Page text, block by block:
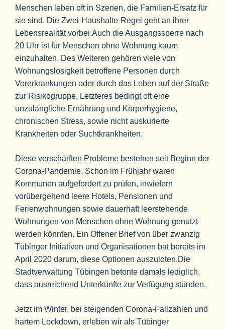
Menschen leben oft in Szenen, die Familien-Ersatz für
sie sind. Die Zwei-Haushalte-Regel geht an ihrer
Lebensrealität vorbei.Auch die Ausgangssperre nach
20 Uhr ist für Menschen ohne Wohnung kaum
einzuhalten. Des Weiteren gehören viele von
Wohnungslosigkeit betroffene Personen durch
Vorerkrankungen oder durch das Leben auf der Straße
zur Risikogruppe. Letzteres bedingt oft eine
unzulängliche Ernährung und Körperhygiene,
chronischen Stress, sowie nicht auskurierte
Krankheiten oder Suchtkrankheiten.
Diese verschärften Probleme bestehen seit Beginn der
Corona-Pandemie. Schon im Frühjahr waren
Kommunen aufgefordert zu prüfen, inwiefern
vorübergehend leere Hotels, Pensionen und
Ferienwohnungen sowie dauerhaft leerstehende
Wohnungen von Menschen ohne Wohnung genutzt
werden könnten. Ein Offener Brief von über zwanzig
Tübinger Initiativen und Organisationen bat bereits im
April 2020 darum, diese Optionen auszuloten.Die
Stadtverwaltung Tübingen betonte damals lediglich,
dass ausreichend Unterkünfte zur Verfügung stünden.
Jetzt im Winter, bei steigenden Corona-Fallzahlen und
hartem Lockdown, erleben wir als Tübinger